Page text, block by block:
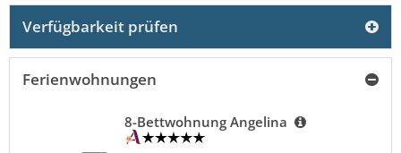
Verfügbarkeit prüfen
Ferienwohnungen
8-Bettwohnung Angelina